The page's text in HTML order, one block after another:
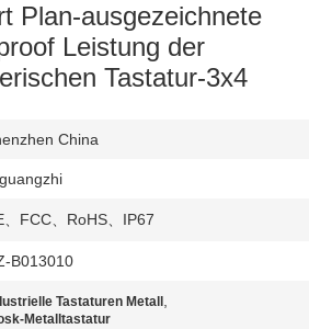
Plan-ausgezeichnete
Leistung der
Tastatur-3x4
China
、FCC、RoHS、IP67
B013010
Tastaturen Metall ,
Metalltastatur